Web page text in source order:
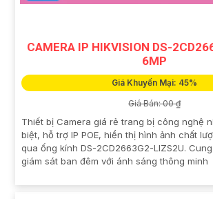
CAMERA IP HIKVISION DS-
6MP
Giá Khuyến Mại: 45%
Giá Bán: 00 ₫
Thiết bị Camera giá rẻ trang bị công nghệ
biệt, hỗ trợ IP POE, hiển thị hình ảnh chất
qua ống kính DS-2CD2663G2-LIZS2U.
giám sát ban đêm với ánh sáng thông minh